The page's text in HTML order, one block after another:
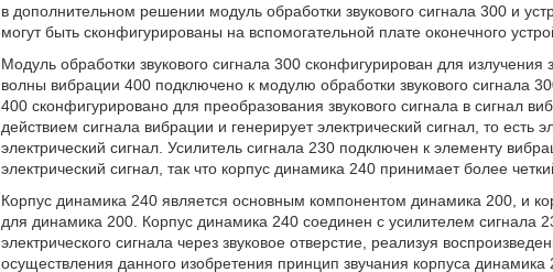
в дополнительном решении модуль обработки звукового сигнала 300 и
могут быть сконфигурированы на вспомогательной плате оконечного
Модуль обработки звукового сигнала 300 сконфигурирован для излучения
волны вибрации 400 подключено к модулю обработки звукового сигнала
400 сконфигурировано для преобразования звукового сигнала в сигнал
действием сигнала вибрации и генерирует электрический сигнал, то
электрический сигнал. Усилитель сигнала 230 подключен к элементу
электрический сигнал, так что корпус динамика 240 принимает более
Корпус динамика 240 является основным компонентом динамика 200, и
для динамика 200. Корпус динамика 240 соединен с усилителем сигнала
электрического сигнала через звуковое отверстие, реализуя
осуществления данного изобретения принцип звучания корпуса